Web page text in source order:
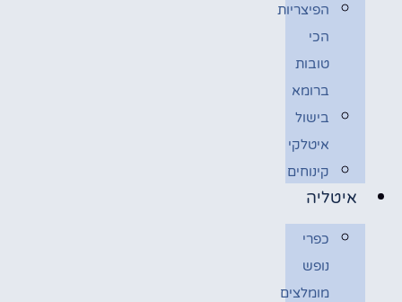
הפיצריות
הכי
טובות
ברומא
בישול
איטלקי
קינוחים
איטליה
כפרי
נופש
מומלצים